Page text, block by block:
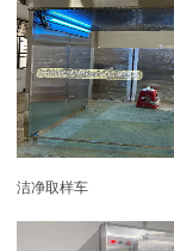
洁净取样车